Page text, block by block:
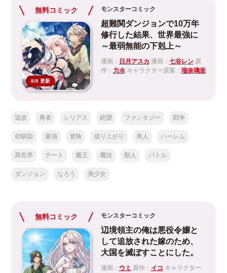
無料コミック
8/8 更新
モンスターコミック
超難関ダンジョンで10万年
修行した結果、世界最強に
～最弱無能の下剋上～
漫画： 日月アスカ 漫画： 七谷レン原
作： 力水キャラクター原案： 瑠奈璃亜
追放 勇者 シリアス 絶望 ファンタジー 戦争
幼馴染 最強 冒険 成り上がり 美人 ハーレム
異世界 チート 魔王 魔法 獣人 バトル
ダンジョン なろう 美少女
無料コミック モンスターコミック
辺境領主の俺は悪役令嬢と
して追放された嫁のため、
大国を滅ぼすことにした。
漫画： ウミ 原作： イコ キャラクター